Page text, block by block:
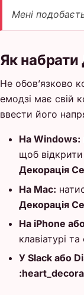
Мені
Як
Не обов’язково
емодзі має свій
ввести його
На Windows:
щоб відкрити
Декорація
На Mac:
Декорація
На iPhone
клавіатурі
У Slack або